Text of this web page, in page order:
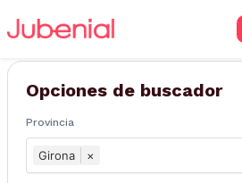
BUSQUEDA DE
Inmuebles
Opciones de buscador
Provincia
Girona ×